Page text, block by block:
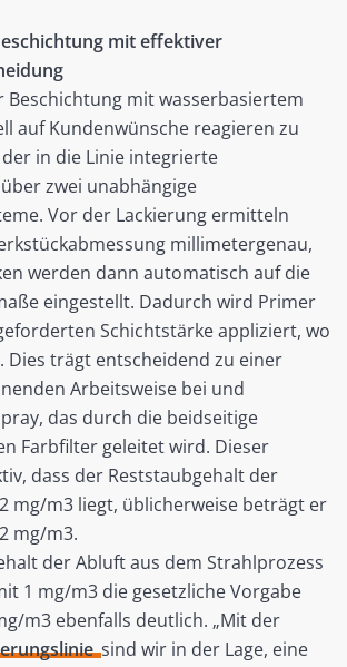
mit effektiver
Beschichtung mit wasserbasiertem
auf Kundenwünsche reagieren zu
in die Linie integrierte
zwei unabhängige
Vor der Lackierung ermitteln
millimetergenau,
werden dann automatisch auf die
eingestellt. Dadurch wird Primer
Schichtstärke appliziert, wo
Dies trägt entscheidend zu einer
Arbeitsweise bei und
das durch die beidseitige
Farbfilter geleitet wird. Dieser
dass der Reststaubgehalt der
mg/m3 liegt, üblicherweise beträgt er
mg/m3.
der Abluft aus dem Strahlprozess
1 mg/m3 die gesetzliche Vorgabe
m3 ebenfalls deutlich. „Mit der
sind wir in der Lage, eine